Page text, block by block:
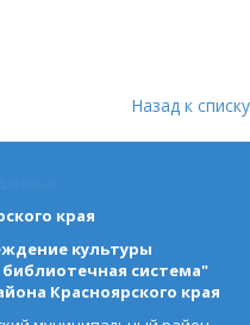
Назад к списку
края
культуры
система"
Красноярского края